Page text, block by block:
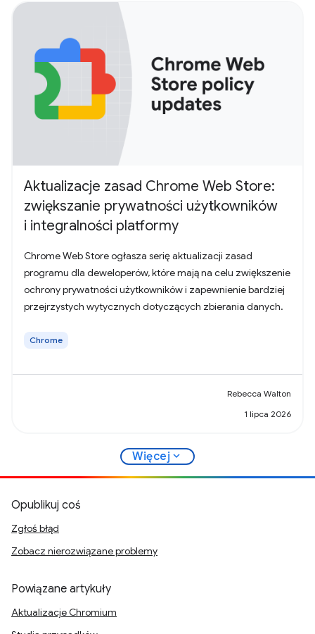
Aktualizacje zasad Chrome Web Store:
zwiększanie prywatności użytkowników
i integralności platformy
Chrome Web Store ogłasza serię aktualizacji zasad
programu dla deweloperów, które mają na celu zwiększenie
ochrony prywatności użytkowników i zapewnienie bardziej
przejrzystych wytycznych dotyczących zbierania danych.
Chrome
Rebecca Walton
1 lipca 2026
Więcej expand_more
Opublikuj coś
Zgłoś błąd
Zobacz nierozwiązane problemy
Powiązane artykuły
Aktualizacje Chromium